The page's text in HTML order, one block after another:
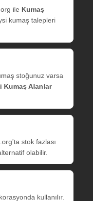
ile Kumaş
kumaş talepleri
stoğunuz varsa
Kumaş Alanlar
stok fazlası
olabilir.
kullanılır.